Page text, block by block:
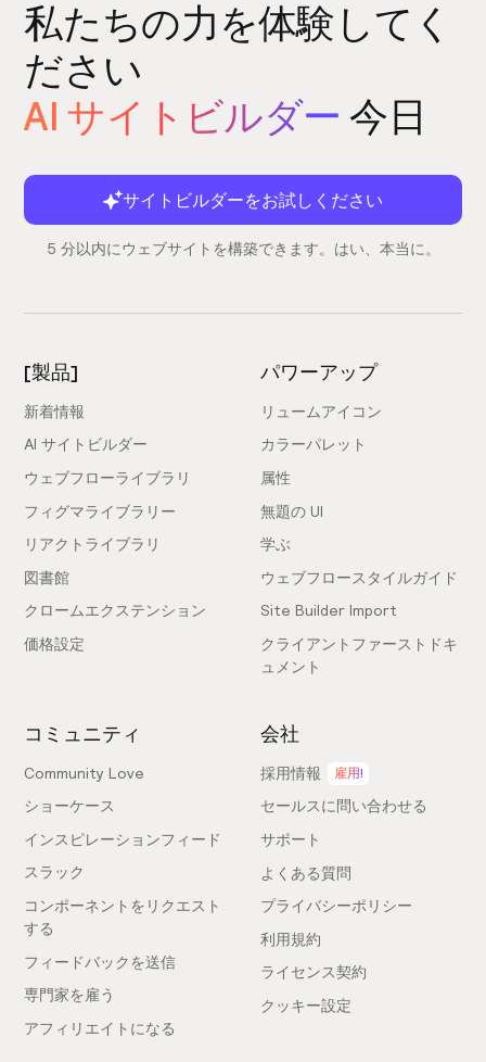
私たちの力を体験してく
ださい
AI サイトビルダー 今日
サイトビルダーをお試しください
5 分以内にウェブサイトを構築できます。はい、本当に。
[製品]
新着情報
AI サイトビルダー
ウェブフローライブラリ
フィグマライブラリー
リアクトライブラリ
図書館
クロームエクステンション
価格設定
パワーアップ
リュームアイコン
カラーパレット
属性
無題の UI
学ぶ
ウェブフロースタイルガイド
Site Builder Import
クライアントファーストドキ
ュメント
コミュニティ
Community Love
ショーケース
インスピレーションフィード
スラック
コンポーネントをリクエスト
する
フィードバックを送信
専門家を雇う
アフィリエイトになる
会社
採用情報 雇用!
セールスに問い合わせる
サポート
よくある質問
プライバシーポリシー
利用規約
ライセンス契約
クッキー設定